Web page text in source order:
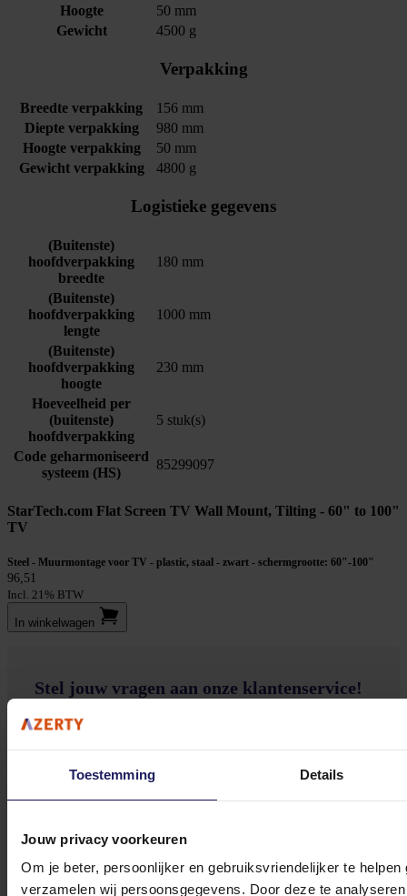
Toestemming Details
Jouw privacy voorkeuren
Om je beter, persoonlijker en gebruiksvriendelijker te
verzamelen wij persoonsgegevens. Door deze te
Hoogte
50 mm
Gewicht
4500 g
Verpakking
Breedte verpakking
156 mm
Diepte verpakking
980 mm
Hoogte verpakking
50 mm
Gewicht verpakking
4800 g
Logistieke gegevens
(Buitenste)
hoofdverpakking
breedte
180 mm
(Buitenste)
hoofdverpakking
lengte
1000 mm
(Buitenste)
hoofdverpakking
hoogte
230 mm
Hoeveelheid per
(buitenste)
hoofdverpakking
5 stuk(s)
Code geharmoniseerd
systeem (HS)
85299097
StarTech.com Flat Screen TV Wall Mount, Tilting - 60" to 100"
TV
Steel - Muurmontage voor TV - plastic, staal - zwart - schermgrootte: 60"-100"
96,51
Incl. 21% BTW
In winkel­wagen
Stel jouw vragen aan onze klantenservice!
Heb je vragen over onze producten, diensten of service? Onze deskundige
medewerkers staan klaar om jouw vragen te beantwoorden en verwijzen je
door indien nodig.
Onze klantenservice is via mail bereikbaar van maandag t/m vrijdag van 09.00